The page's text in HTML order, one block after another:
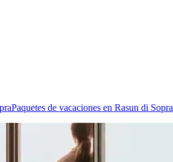
Paquetes de vacaciones en Rasun di Sopra